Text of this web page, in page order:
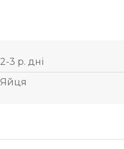
2-3 р. дні
Яйця